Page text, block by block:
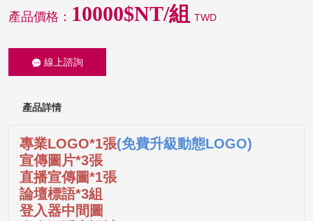
產品價格： 10000$NT/組 TWD
線上諮詢
產品詳情
專業LOGO*1張(免費升級動態LOGO)
宣傳圖片*3張
直播宣傳圖*1張
論壇標語*3組
登入器中間圖